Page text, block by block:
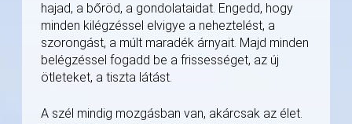
hajad, a bőröd, a gondolataidat. Engedd, hogy
minden kilégzéssel elvigye a neheztelést, a
szorongást, a múlt maradék árnyait. Majd minden
belégzéssel fogadd be a frissességet, az új
ötleteket, a tiszta látást.
A szél mindig mozgásban van, akárcsak az élet.